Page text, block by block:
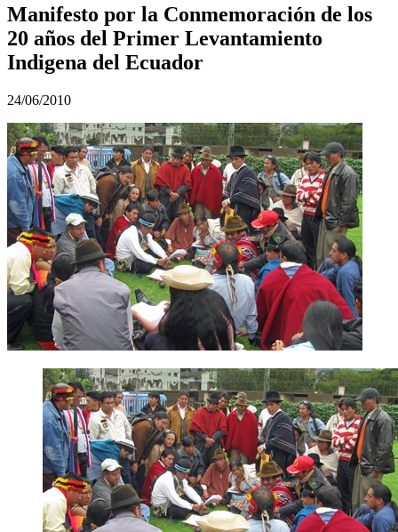
Manifesto por la Conmemoración de los
20 años del Primer Levantamiento
Indigena del Ecuador
24/06/2010